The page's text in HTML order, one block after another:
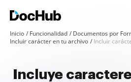
Inicio Funcionalidad
Documentos por
Incluir carácter en tu archivo
Incluir
Incluye